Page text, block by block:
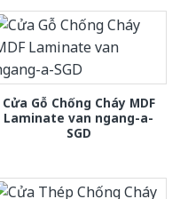
Cửa Gỗ Chống Cháy MDF
Laminate van ngang-a-
SGD